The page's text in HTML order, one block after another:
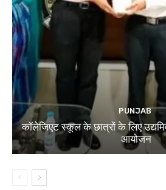
PUNJAB
कॉलेजिएट स्कूल के छात्रों के लिए
आयोजन